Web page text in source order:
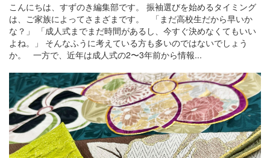
こんにちは、すずのき編集部です。 振袖選びを始めるタイミング
は、ご家族によってさまざまです。 「まだ高校生だから早いか
な？」 「成人式までまだ時間があるし、今すぐ決めなくてもいい
よね。」 そんなふうに考えている方も多いのではないでしょう
か。 一方で、近年は成人式の2〜3年前から情報...